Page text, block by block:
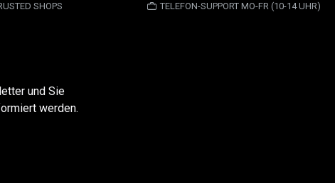
SHOPS TELEFON-SUPPORT MO-FR (10-14 UHR)
und Sie
werden.